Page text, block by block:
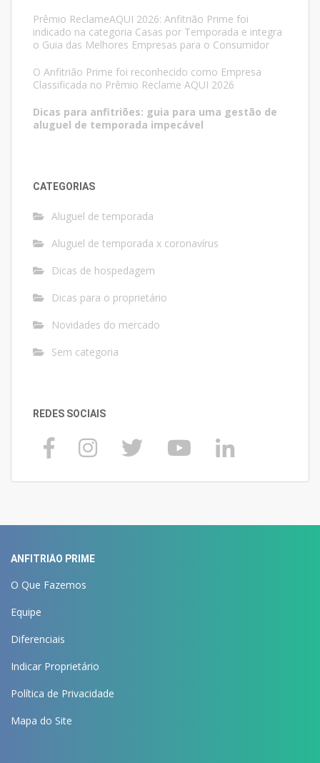
Prêmio ReclameAQUI 2026: Anfitrião Prime foi
indicado na categoria Casas por Temporada e integra
o Guia das Melhores Empresas para o Consumidor
O Anfitrião Prime foi reconhecido como Empresa
Classificada no Prêmio Reclame AQUI 2026
Dicas para anfitriões: guia para uma gestão de
aluguel de temporada impecável
CATEGORIAS
Aluguel de temporada
Aluguel de temporada x coronavírus
Dicas de hospedagem
Dicas para o proprietário
Novidades do mercado
Sem categoria
REDES SOCIAIS
ANFITRIÃO PRIME
O Que Fazemos
Equipe
Diferenciais
Indicar Proprietário
Política de Privacidade
Mapa do Site